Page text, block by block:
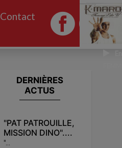
Contact
DERNIÈRES
ACTUS
"PAT PATROUILLE,
MISSION DINO"....
"...